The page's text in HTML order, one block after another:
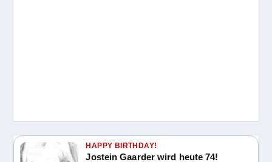
HAPPY BIRTHDAY!
Jostein Gaarder wird heute 74!